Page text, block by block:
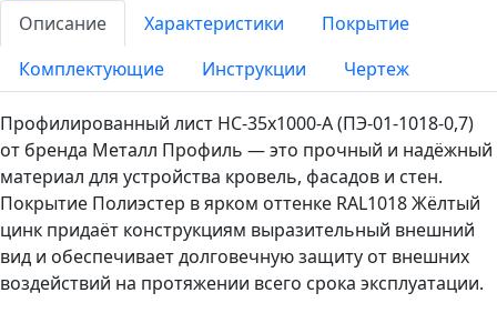
Описание
Характеристики
Покрытие
Комплектующие
Инструкции Чертеж
Профилированный лист НС-35x1000-A (ПЭ-01-1018-0,7)
от бренда Металл Профиль — это прочный и надёжный
материал для устройства кровель, фасадов и стен.
Покрытие Полиэстер в ярком оттенке RAL1018 Жёлтый
цинк придаёт конструкциям выразительный внешний
вид и обеспечивает долговечную защиту от внешних
воздействий на протяжении всего срока эксплуатации.